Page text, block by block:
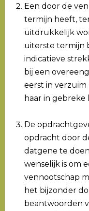
Een door de
termijn heeft,
uitdrukkelijk
uiterste termijn
indicatieve
bij een
eerst in
haar in
De
opdracht door
datgene te
wenselijk is om
vennootschap
het bijzonder
beantwoorden